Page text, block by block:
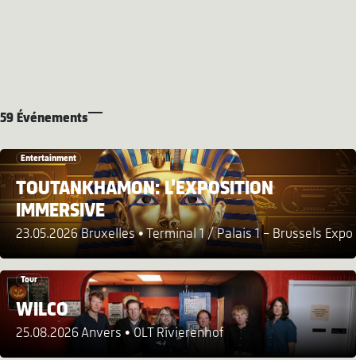
59 Événements
Entertainment
TOUTANKHAMON: L'EXPOSITION
IMMERSIVE
23.05.2026 Bruxelles Terminal 1 / Palais 1 - Brussels Expo
Tour
WILCO
25.08.2026 Anvers OLT Rivierenhof